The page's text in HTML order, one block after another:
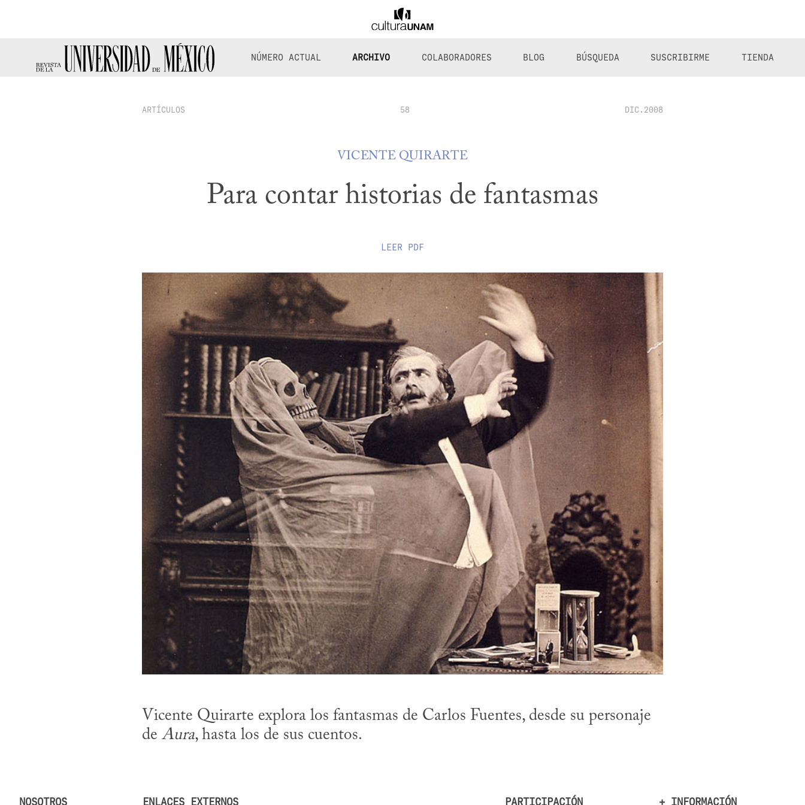
NÚMERO ACTUAL ARCHIVO COLABORADORES BLOG BÚSQUEDA SUSCRIBIRME TIENDA
ARTÍCULOS 58 DIC.2008
VICENTE QUIRARTE
Para contar historias de fantasmas
LEER PDF
Vicente Quirarte explora los fantasmas de Carlos Fuentes, desde su personaje
de Aura, hasta los de sus cuentos.
NOSOTROS ENLACES EXTERNOS PARTICIPACIÓN + INFORMACIÓN